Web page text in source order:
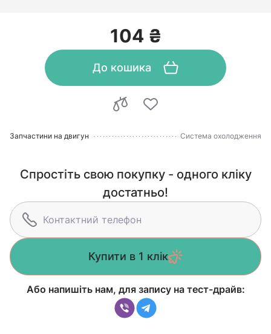
104 ₴
До кошика
Запчастини на двигун Система охолодження
Спростіть свою покупку - одного кліку
достатньо!
Купити в 1 клік
Або напишіть нам, для запису на тест-драйв: